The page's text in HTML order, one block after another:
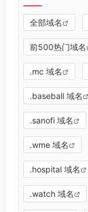
全部域名
前500热门域名
.mc 域名
.baseball 域名
.sanofi 域名
.wme 域名
.hospital 域名
.watch 域名